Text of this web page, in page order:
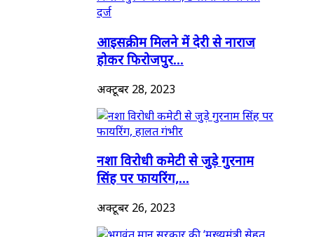
आइसक्रीम मिलने में देरी से नाराज
होकर फिरोजपुर...
अक्टूबर 28, 2023
नशा विरोधी कमेटी से जुड़े गुरनाम
सिंह पर फायरिंग,...
अक्टूबर 26, 2023